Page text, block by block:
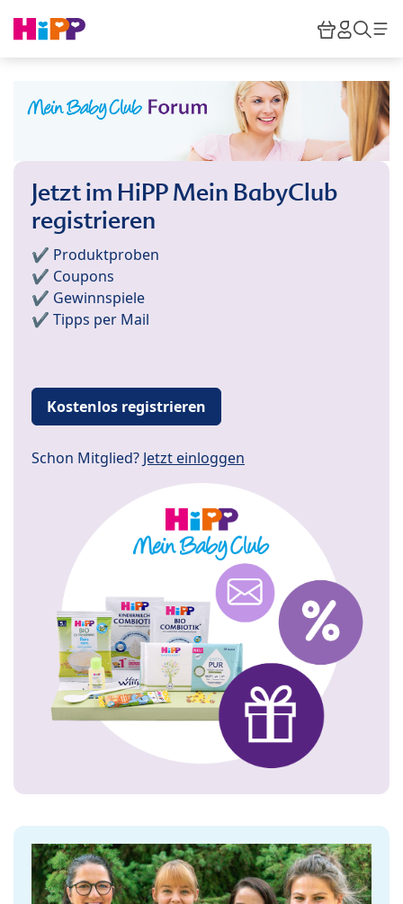
HiPP
Jetzt im HiPP Mein BabyClub
registrieren
✔️ Produktproben
✔️ Coupons
✔️ Gewinnspiele
✔️ Tipps per Mail
Kostenlos registrieren
Schon Mitglied? Jetzt einloggen